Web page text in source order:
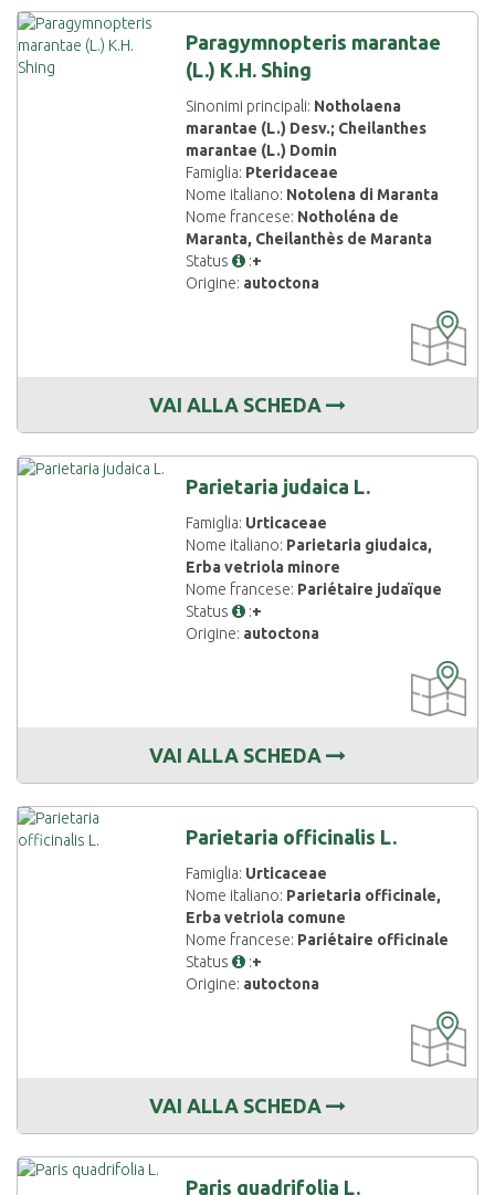
Paragymnopteris marantae
(L.) K.H. Shing
Sinonimi principali: Notholaena
marantae (L.) Desv.; Cheilanthes
marantae (L.) Domin
Famiglia: Pteridaceae
Nome italiano: Notolena di Maranta
Nome francese: Notholéna de
Maranta, Cheilanthès de Maranta
Status
:+
Origine: autoctona
DISPONIBILE
VAI ALLA SCHEDA
Parietaria judaica L.
Famiglia: Urticaceae
Nome italiano: Parietaria giudaica,
Erba vetriola minore
Nome francese: Pariétaire judaïque
Status
:+
Origine: autoctona
DISPONIBILE
VAI ALLA SCHEDA
Parietaria officinalis L.
Famiglia: Urticaceae
Nome italiano: Parietaria officinale,
Erba vetriola comune
Nome francese: Pariétaire officinale
Status
:+
Origine: autoctona
DISPONIBILE
VAI ALLA SCHEDA
Paris quadrifolia L.